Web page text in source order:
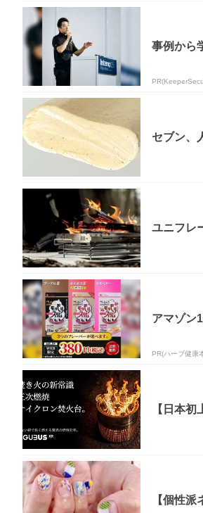
事例から
セブン、
ユニフレ
アマゾン
PR(ハーブ健康
【日本
【個性